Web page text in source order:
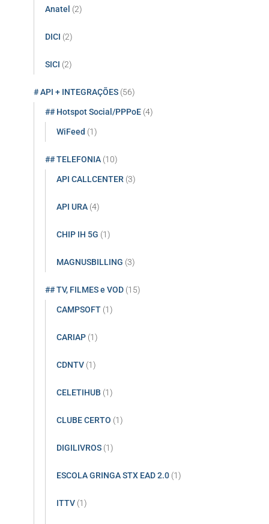
Anatel (2)
DICI (2)
SICI (2)
# API + INTEGRAÇÕES (56)
## Hotspot Social/PPPoE (4)
WiFeed (1)
## TELEFONIA (10)
API CALLCENTER (3)
API URA (4)
CHIP IH 5G (1)
MAGNUSBILLING (3)
## TV, FILMES e VOD (15)
CAMPSOFT (1)
CARIAP (1)
CDNTV (1)
CELETIHUB (1)
CLUBE CERTO (1)
DIGILIVROS (1)
ESCOLA GRINGA STX EAD 2.0 (1)
ITTV (1)